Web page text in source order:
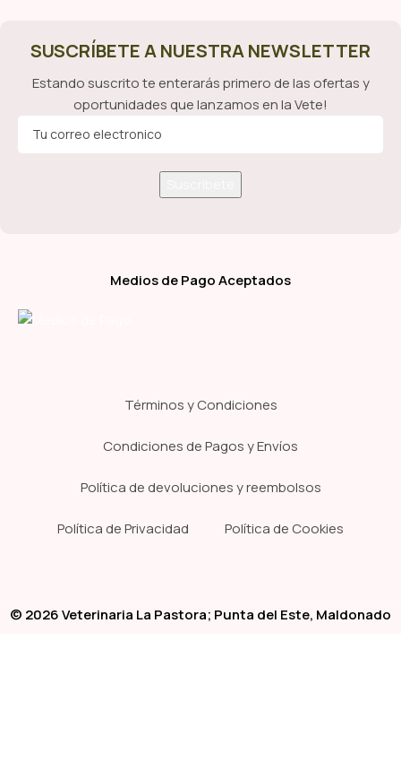
SUSCRÍBETE A NUESTRA NEWSLETTER
Estando suscrito te enterarás primero de las ofertas y
oportunidades que lanzamos en la Vete!
Medios de Pago Aceptados
Términos y Condiciones
Condiciones de Pagos y Envíos
Política de devoluciones y reembolsos
Política de Privacidad Política de Cookies
© 2026 Veterinaria La Pastora; Punta del Este, Maldonado